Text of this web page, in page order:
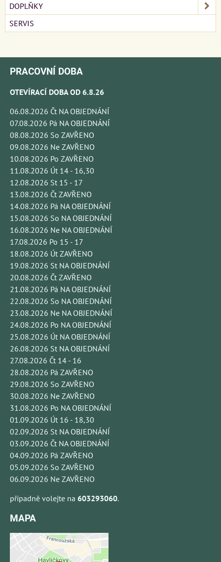
DOPLŇKY
SERVIS
PRACOVNÍ DOBA
OTEVÍRACÍ DOBA OD 6.8.26
06.08.2026 Čt NA OBJEDNÁNÍ
07.08.2026 Pá NA OBJEDNÁNÍ
08.08.2026 So ZAVŘENO
09.08.2026 Ne ZAVŘENO
10.08.2026 Po ZAVŘENO
11.08.2026 Út 14 - 16,30
12.08.2026 St 15 - 17
13.08.2026 Čt ZAVŘENO
14.08.2026 Pá NA OBJEDNÁNÍ
15.08.2026 So NA OBJEDNÁNÍ
16.08.2026 Ne NA OBJEDNÁNÍ
17.08.2026 Po 15 - 17
18.08.2026 Út ZAVŘENO
19.08.2026 St NA OBJEDNÁNÍ
20.08.2026 Čt ZAVŘENO
21.08.2026 Pá NA OBJEDNÁNÍ
22.08.2026 So NA OBJEDNÁNÍ
23.08.2026 Ne NA OBJEDNÁNÍ
24.08.2026 Po NA OBJEDNÁNÍ
25.08.2026 Út NA OBJEDNÁNÍ
26.08.2026 St NA OBJEDNÁNÍ
27.08.2026 Čt 14 - 16
28.08.2026 Pá ZAVŘENO
29.08.2026 So ZAVŘENO
30.08.2026 Ne ZAVŘENO
31.08.2026 Po NA OBJEDNÁNÍ
01.09.2026 Út 16 - 18,30
02.09.2026 St NA OBJEDNÁNÍ
03.09.2026 Čt NA OBJEDNÁNÍ
04.09.2026 Pá ZAVŘENO
05.09.2026 So ZAVŘENO
06.09.2026 Ne ZAVŘENO
případně volejte na 603293060.
MAPA